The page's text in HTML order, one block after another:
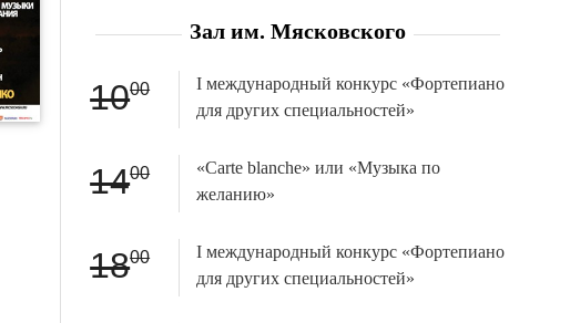
Зал им. Мясковского
1000
I международный конкурс «Фортепиано
для других специальностей»
1400
«Carte blanche» или «Музыка по
желанию»
1800
I международный конкурс «Фортепиано
для других специальностей»